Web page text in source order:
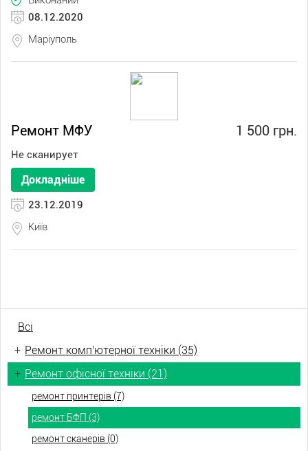
08.12.2020
Маріуполь
1 500 грн.
Ремонт МФУ
Не сканирует
Докладніше
23.12.2019
Київ
Всі
+ Ремонт комп'ютерної техніки (35)
+ Ремонт офісної техніки (21)
ремонт принтерів (7)
ремонт БФП (3)
ремонт сканерів (0)